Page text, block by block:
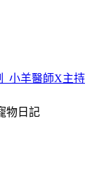
_小羊醫師X主持
物日記